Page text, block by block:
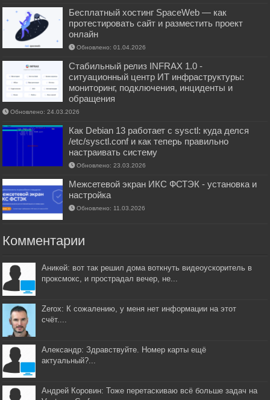
Бесплатный хостинг SpaceWeb — как
протестировать сайт и разместить проект
онлайн
Обновлено: 01.04.2026
Стабильный релиз INFRAX 1.0 -
ситуационный центр ИТ инфраструктуры:
мониторинг, подключения, инциденты и
обращения
Обновлено: 24.03.2026
Как Debian 13 работает с sysctl: куда делся
/etc/sysctl.conf и как теперь правильно
настраивать систему
Обновлено: 23.03.2026
Межсетевой экран ИКС ФСТЭК - установка и
настройка
Обновлено: 11.03.2026
Комментарии
Аникей: вот так решил дома воткнуть видеоускоритель в
проксмокс, и прострадал вечер, не...
Zerox: К сожалению, у меня нет информации на этот
счёт....
Александр: Здравствуйте. Номер карты ещё
актуальный?...
Андрей Коровин: Тоже перетаскиваю всё больше задач на